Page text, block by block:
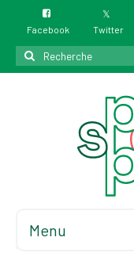
Facebook Twitter
Rechercher
:
Menu